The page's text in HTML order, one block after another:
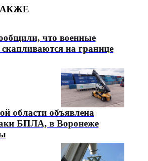
что военные
на границе
области объявлена
БПЛА, в Воронеже